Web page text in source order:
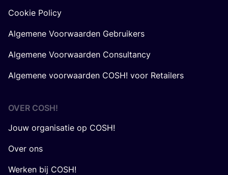
Cookie Policy
Algemene Voorwaarden Gebruikers
Algemene Voorwaarden Consultancy
Algemene voorwaarden COSH! voor Retailers
OVER COSH!
Jouw organisatie op COSH!
Over ons
Werken bij COSH!